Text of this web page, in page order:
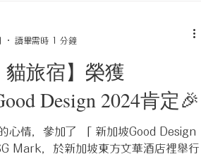
之前還是成功趕到了會場，一同迎接
！ 觥籌交錯間，忽聞被唱名的貓旅館
台前紀錄這份光榮的瞬間。 玳爾設計
與創新。 #玳爾設計 #玳爾室內設計 #
貓旅宿】榮獲
Design 2024肯定🎉
心情，參加了 「 新加坡Good Design
Mark，於新加坡東方文華酒店裡舉行
讀畢需時 1 分鐘